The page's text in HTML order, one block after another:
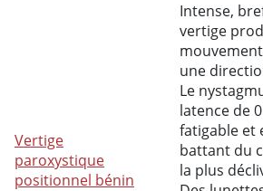
Vertige
paroxystique
positionnel bénin
Intense,
vertige
une
Le
latence de
fatigable et
battant du
la plus